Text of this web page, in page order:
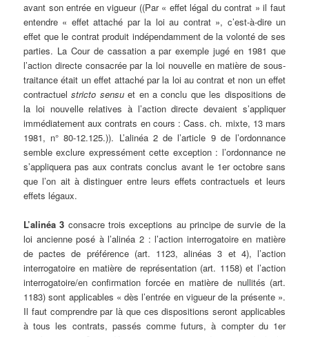
avant son entrée en vigueur ((Par « effet légal du contrat » il faut
entendre « effet attaché par la loi au contrat », c’est-à-dire un
effet que le contrat produit indépendamment de la volonté de ses
parties. La Cour de cassation a par exemple jugé en 1981 que
l’action directe consacrée par la loi nouvelle en matière de sous-
traitance était un effet attaché par la loi au contrat et non un effet
contractuelstricto sensuet en a conclu que les dispositions de
la loi nouvelle relatives à l’action directe devaient s’appliquer
immédiatement aux contrats en cours : Cass. ch. mixte, 13 mars
1981, n° 80-12.125.)). L’alinéa 2 de l’article 9 de l’ordonnance
semble exclure expressément cette exception : l’ordonnance ne
s’appliquera pas aux contrats conclus avant le 1er octobre sans
que l’on ait à distinguer entre leurs effets contractuels et leurs
effets légaux.
L’alinéa 3 consacre trois exceptions au principe de survie de la
loi ancienne posé à l’alinéa 2 : l’action interrogatoire en matière
de pactes de préférence (art. 1123, alinéas 3 et 4), l’action
interrogatoire en matière de représentation (art. 1158) et l’action
interrogatoire/en confirmation forcée en matière de nullités (art.
1183) sont applicables « dès l’entrée en vigueur de la présente ».
Il faut comprendre par là que ces dispositions seront applicables
à tous les contrats, passés comme futurs, à compter du 1er